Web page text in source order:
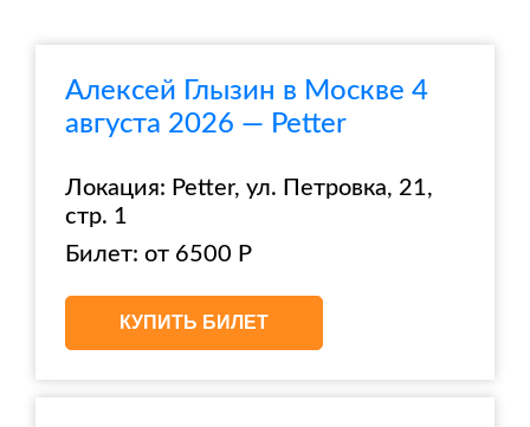
Алексей Глызин в Москве 4
августа 2026 — Petter
Локация: Petter, ул. Петровка, 21,
стр. 1
Билет: от 6500 Р
КУПИТЬ БИЛЕТ